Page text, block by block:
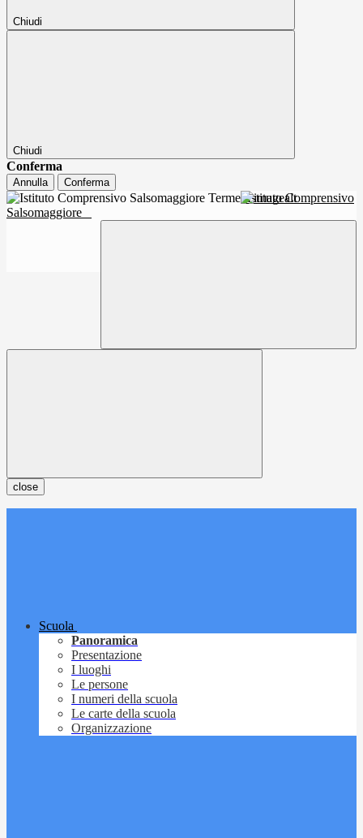
Chiudi
Chiudi
Conferma
Annulla Conferma
Istituto Comprensivo
Salsomaggiore
close
Scuola
Panoramica
Presentazione
I luoghi
Le persone
I numeri della scuola
Le carte della scuola
Organizzazione